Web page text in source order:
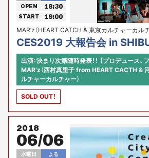
OPEN 18:30
START 19:00
MAR’z（HEART CATCH & 東京カルチャーカル
CES2019 大報告会 in
出演：決まり次第随時発表！！ 【プロデュース、
MAR’z（西村真里子 from HEART CACTH &
ルチャーカルチャー）
SOLD OUT！
2018
06/06
水曜日 よる